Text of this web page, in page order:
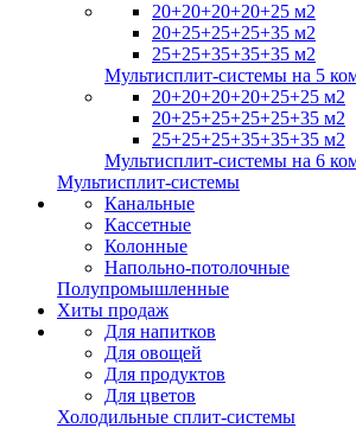
20+20+20+20+25 м2
20+25+25+25+35 м2
25+25+35+35+35 м2
Мультисплит-системы на 5
20+20+20+20+25+25 м2
20+25+25+25+25+35 м2
25+25+25+35+35+35 м2
Мультисплит-системы на 6
Мультисплит-системы
Канальные
Кассетные
Колонные
Напольно-потолочные
Полупромышленные
Хиты продаж
Для напитков
Для овощей
Для продуктов
Для цветов
Холодильные сплит-системы